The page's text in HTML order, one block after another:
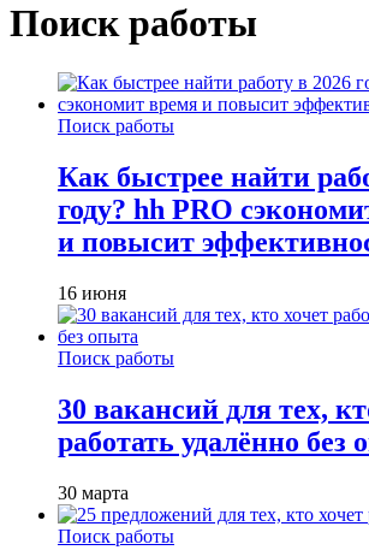
Поиск работы
Поиск работы
Как быстрее найти
году? hh PRO
и повысит
16 июня
Поиск работы
30 вакансий для тех,
работать удалённо без
30 марта
Поиск работы